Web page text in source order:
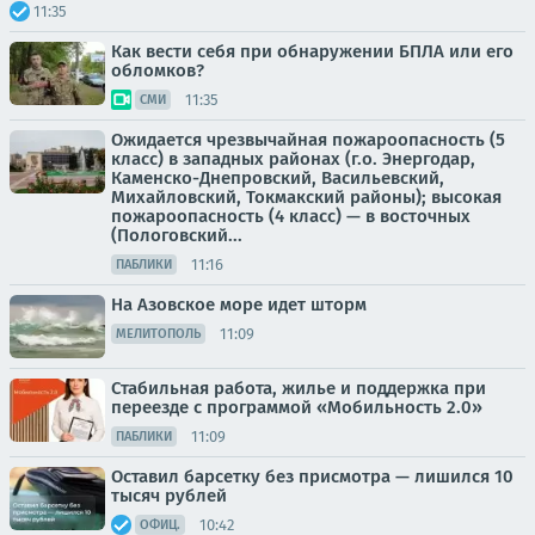
11:35
Как вести себя при обнаружении БПЛА или его
обломков?
СМИ 11:35
Ожидается чрезвычайная пожароопасность (5
класс) в западных районах (г.о. Энергодар,
Каменско-Днепровский, Васильевский,
Михайловский, Токмакский районы); высокая
пожароопасность (4 класс) — в восточных
(Пологовский...
ПАБЛИКИ 11:16
На Азовское море идет шторм
МЕЛИТОПОЛЬ 11:09
Стабильная работа, жилье и поддержка при
переезде с программой «Мобильность 2.0»
ПАБЛИКИ 11:09
Оставил барсетку без присмотра — лишился 10
тысяч рублей
ОФИЦ. 10:42